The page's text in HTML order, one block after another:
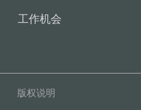
工作机会
版权说明